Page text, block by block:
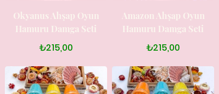
Okyanus Ahşap Oyun
Hamuru Damga Seti
₺215,00
Amazon Ahşap Oyun
Hamuru Damga Seti
₺215,00